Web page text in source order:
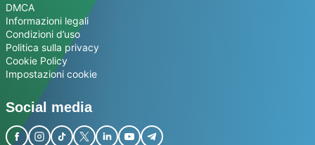
DMCA
Informazioni legali
Condizioni d’uso
Politica sulla privacy
Cookie Policy
Impostazioni cookie
Social media